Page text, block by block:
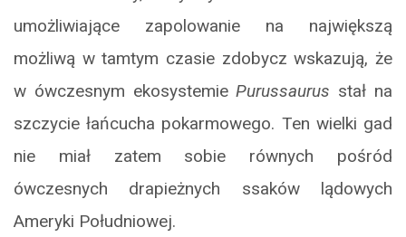
umożliwiające zapolowanie na największą
możliwą w tamtym czasie zdobycz wskazują, że
w ówczesnym ekosystemiePurussaurus stał na
szczycie łańcucha pokarmowego. Ten wielki gad
nie miał zatem sobie równych pośród
ówczesnych drapieżnych ssaków lądowych
Ameryki Południowej.